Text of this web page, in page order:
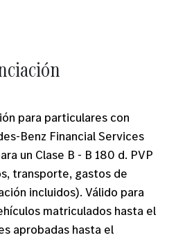
para particulares con
Benz Financial Services
un Clase B - B 180 d. PVP
transporte, gastos de
incluidos). Válido para
matriculados hasta el
aprobadas hasta el